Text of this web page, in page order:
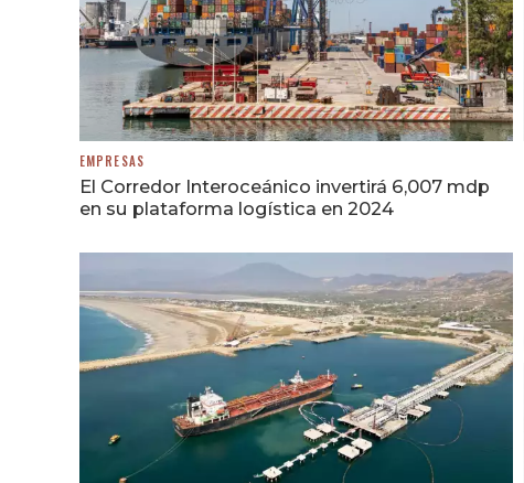
EMPRESAS
El Corredor Interoceánico invertirá 6,007 mdp
en su plataforma logística en 2024